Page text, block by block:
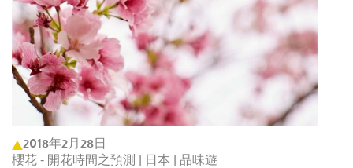
2018年2月28日
櫻花 - 開花時間之預測 | 日本 | 品味遊